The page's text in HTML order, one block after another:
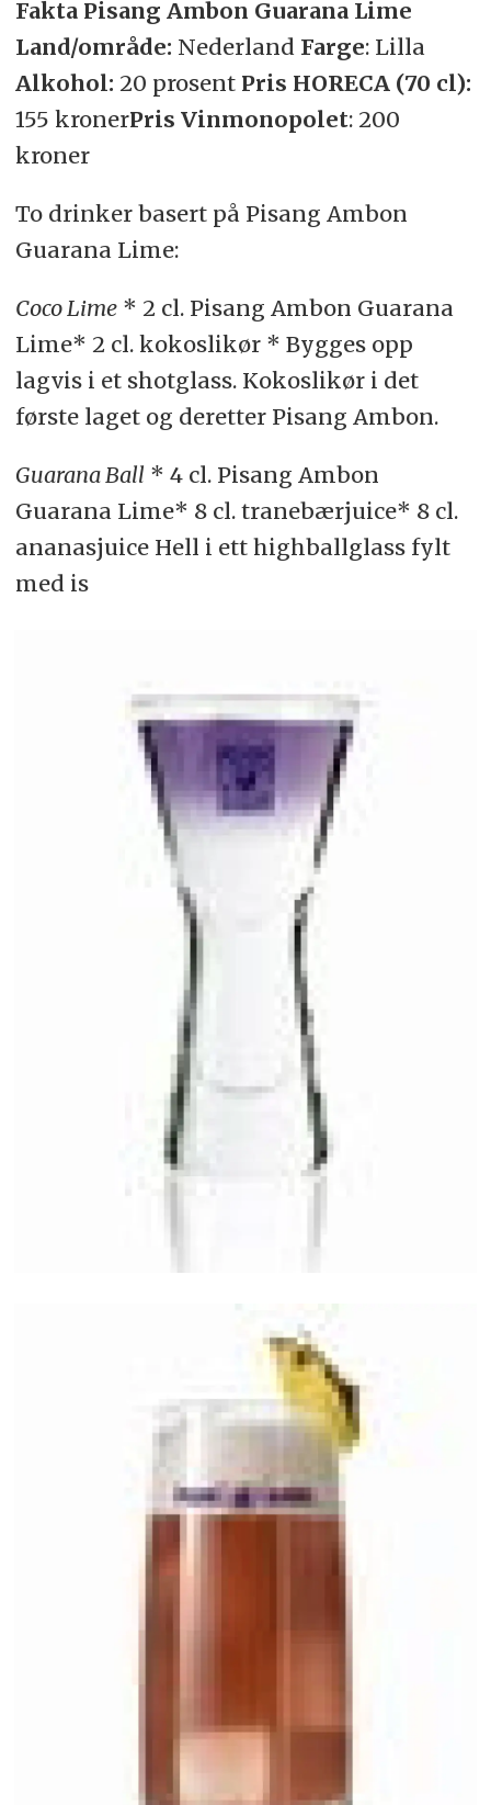
Fakta Pisang Ambon Guarana Lime
Land/område: Nederland Farge: Lilla
Alkohol: 20 prosent Pris HORECA (70 cl):
155 kronerPris Vinmonopolet: 200
kroner
To drinker basert på Pisang Ambon
Guarana Lime:
Coco Lime* 2 cl. Pisang Ambon Guarana
Lime* 2 cl. kokoslikør * Bygges opp
lagvis i et shotglass. Kokoslikør i det
første laget og deretter Pisang Ambon.
Guarana Ball * 4 cl. Pisang Ambon
Guarana Lime* 8 cl. tranebærjuice* 8 cl.
ananasjuice Hell i ett highballglass fylt
med is